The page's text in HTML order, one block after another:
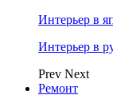
Интерьер в
Интерьер в
Prev Next
Ремонт